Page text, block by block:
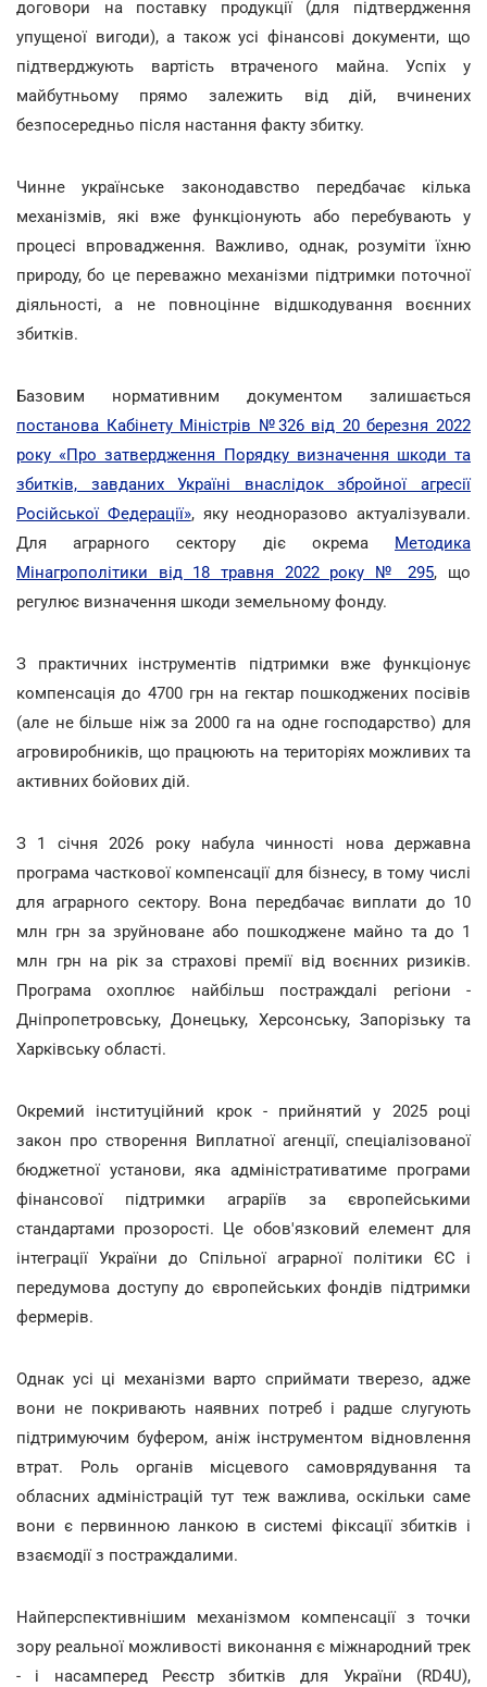
договори на поставку продукції (для підтвердження
упущеної вигоди), а також усі фінансові документи, що
підтверджують вартість втраченого майна. Успіх у
майбутньому прямо залежить від дій, вчинених
безпосередньо після настання факту збитку.
Чинне українське законодавство передбачає кілька
механізмів, які вже функціонують або перебувають у
процесі впровадження. Важливо, однак, розуміти їхню
природу, бо це переважно механізми підтримки поточної
діяльності, а не повноцінне відшкодування воєнних
збитків.
Базовим нормативним документом залишається
постанова Кабінету Міністрів №326 від 20 березня 2022
року «Про затвердження Порядку визначення шкоди та
збитків, завданих Україні внаслідок збройної агресії
Російської Федерації», яку неодноразово актуалізували.
Для аграрного сектору діє окрема Методика
Мінагрополітики від 18 травня 2022 року № 295, що
регулює визначення шкоди земельному фонду.
З практичних інструментів підтримки вже функціонує
компенсація до 4700 грн на гектар пошкоджених посівів
(але не більше ніж за 2000 га на одне господарство) для
агровиробників, що працюють на територіях можливих та
активних бойових дій.
З 1 січня 2026 року набула чинності нова державна
програма часткової компенсації для бізнесу, в тому числі
для аграрного сектору. Вона передбачає виплати до 10
млн грн за зруйноване або пошкоджене майно та до 1
млн грн на рік за страхові премії від воєнних ризиків.
Програма охоплює найбільш постраждалі регіони -
Дніпропетровську, Донецьку, Херсонську, Запорізьку та
Харківську області.
Окремий інституційний крок - прийнятий у 2025 році
закон про створення Виплатної агенції, спеціалізованої
бюджетної установи, яка адміністративатиме програми
фінансової підтримки аграріїв за європейськими
стандартами прозорості. Це обов'язковий елемент для
інтеграції України до Спільної аграрної політики ЄС і
передумова доступу до європейських фондів підтримки
фермерів.
Однак усі ці механізми варто сприймати тверезо, адже
вони не покривають наявних потреб і радше слугують
підтримуючим буфером, аніж інструментом відновлення
втрат. Роль органів місцевого самоврядування та
обласних адміністрацій тут теж важлива, оскільки саме
вони є первинною ланкою в системі фіксації збитків і
взаємодії з постраждалими.
Найперспективнішим механізмом компенсації з точки
зору реальної можливості виконання є міжнародний трек
- і насамперед Реєстр збитків для України (RD4U),